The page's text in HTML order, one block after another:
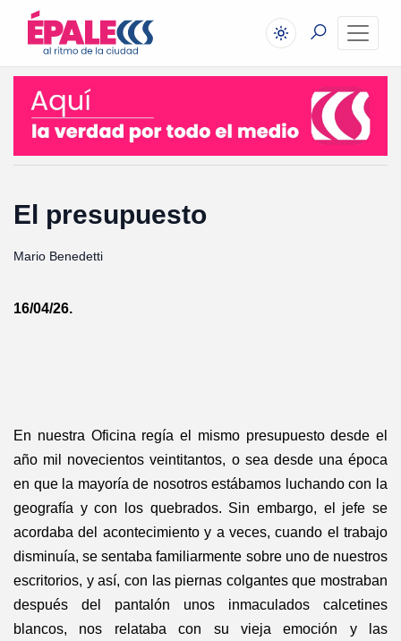
El presupuesto
Mario Benedetti
16/04/26.
En nuestra Oficina regía el mismo presupuesto desde el
año mil novecientos veintitantos, o sea desde una época
en que la mayoría de nosotros estábamos luchando con la
geografía y con los quebrados. Sin embargo, el jefe se
acordaba del acontecimiento y a veces, cuando el trabajo
disminuía, se sentaba familiarmente sobre uno de nuestros
escritorios, y así, con las piernas colgantes que mostraban
después del pantalón unos inmaculados calcetines
blancos, nos relataba con su vieja emoción y las